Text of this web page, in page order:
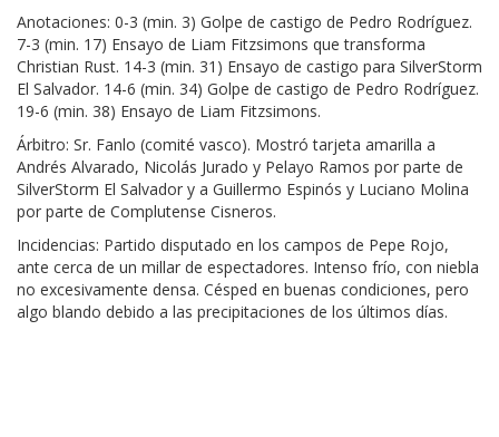
Anotaciones: 0-3 (min. 3) Golpe de castigo de Pedro Rodríguez.
7-3 (min. 17) Ensayo de Liam Fitzsimons que transforma
Christian Rust. 14-3 (min. 31) Ensayo de castigo para SilverStorm
El Salvador. 14-6 (min. 34) Golpe de castigo de Pedro Rodríguez.
19-6 (min. 38) Ensayo de Liam Fitzsimons.
Árbitro: Sr. Fanlo (comité vasco). Mostró tarjeta amarilla a
Andrés Alvarado, Nicolás Jurado y Pelayo Ramos por parte de
SilverStorm El Salvador y a Guillermo Espinós y Luciano Molina
por parte de Complutense Cisneros.
Incidencias: Partido disputado en los campos de Pepe Rojo,
ante cerca de un millar de espectadores. Intenso frío, con niebla
no excesivamente densa. Césped en buenas condiciones, pero
algo blando debido a las precipitaciones de los últimos días.